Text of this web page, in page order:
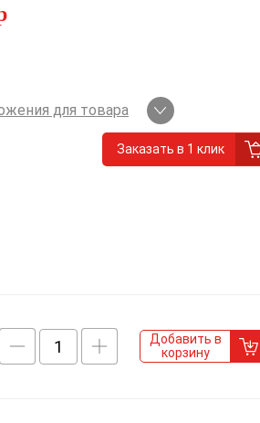
для товара
Заказать в 1 клик
Добавить в
корзину